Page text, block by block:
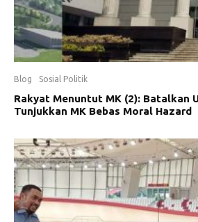
Blog Sosial Politik
Rakyat Menuntut MK (2): Batalkan
Tunjukkan MK Bebas Moral Hazard